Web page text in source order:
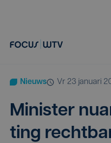
Nieuws vr 23 januari
Minis­ter
ting